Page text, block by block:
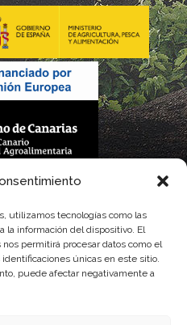
utilizamos tecnologías como las
la información del dispositivo. El
permitirá procesar datos como el
únicas en este sitio.
puede afectar negativamente a
por este Consejo Regulador es financiada,
de gastos del Instituto Canario de